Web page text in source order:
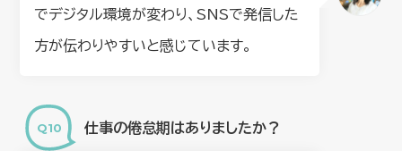
でデジタル環境が変わり、SNSで発信した
方が伝わりやすいと感じています。
仕事の倦怠期はありましたか？